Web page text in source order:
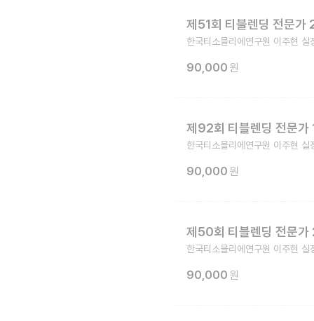
제51회 티블렌딩 전문가
한국티소믈리에연구원 이주현 실
90,000 원
제92회 티블렌딩 전문가
한국티소믈리에연구원 이주현 실
90,000 원
제50회 티블렌딩 전문가
한국티소믈리에연구원 이주현 실
90,000 원